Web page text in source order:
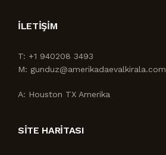
İLETIŞIM
T: +1 940208 3493
M: gunduz@amerikadaevalkirala.com
A: Houston TX Amerika
SITE HARITASI